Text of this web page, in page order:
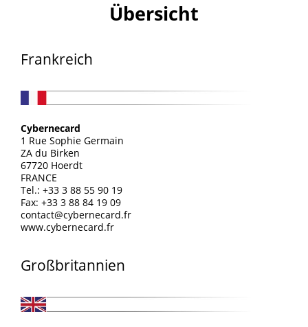
Übersicht
Frankreich
Cybernecard
1 Rue Sophie Germain
ZA du Birken
67720 Hoerdt
FRANCE
Tel.: +33 3 88 55 90 19
Fax: +33 3 88 84 19 09
contact@cybernecard.fr
www.cybernecard.fr
Großbritannien